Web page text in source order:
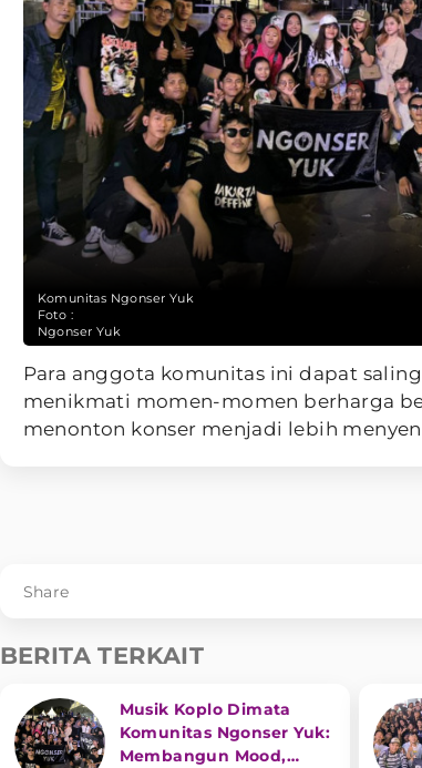
Komunitas Ngonser Yuk
Foto :
Ngonser Yuk
Para anggota komunitas ini dapat
menikmati momen-momen berharga
menonton konser menjadi lebih
Share
BERITA TERKAIT
Musik Koplo Dimata
Komunitas Ngonser Yuk:
Membangun Mood,